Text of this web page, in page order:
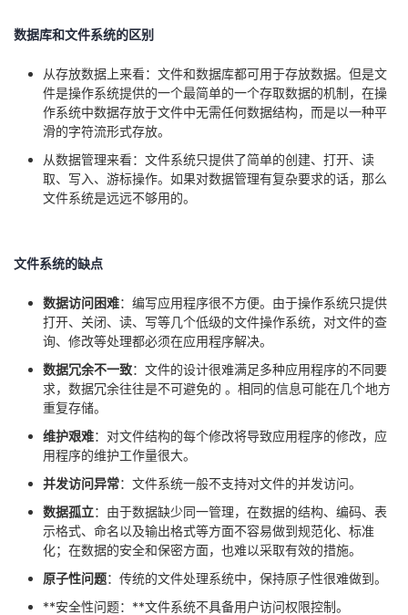
博
客
的
论
坛
我
的
圈
子
我
的
直
播
我
的
活
我
的
我
的
课
我
的
我
Programs
的
技
术
我
的
云
数据库和文件系统的区别
从存放数据上来看：文件和数据库都可用于存放数据。但是文
件是操作系统提供的一个最简单的一个存取数据的机制，在操
作系统中数据存放于文件中无需任何数据结构，而是以一种平
滑的字符流形式存放。
从数据管理来看：文件系统只提供了简单的创建、打开、读
取、写入、游标操作。如果对数据管理有复杂要求的话，那么
文件系统是远远不够用的。
文件系统的缺点
数据访问困难：编写应用程序很不方便。由于操作系统只提供
打开、关闭、读、写等几个低级的文件操作系统，对文件的查
询、修改等处理都必须在应用程序解决。
数据冗余不一致：文件的设计很难满足多种应用程序的不同要
求，数据冗余往往是不可避免的 。相同的信息可能在几个地方
重复存储。
维护艰难：对文件结构的每个修改将导致应用程序的修改，应
用程序的维护工作量很大。
并发访问异常：文件系统一般不支持对文件的并发访问。
数据孤立：由于数据缺少同一管理，在数据的结构、编码、表
示格式、命名以及输出格式等方面不容易做到规范化、标准
化；在数据的安全和保密方面，也难以采取有效的措施。
原子性问题：传统的文件处理系统中，保持原子性很难做到。
**安全性问题：**文件系统不具备用户访问权限控制。